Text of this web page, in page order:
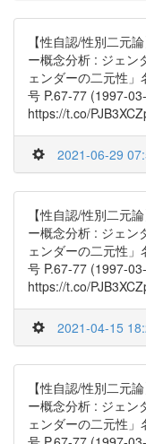
【性自認/性別二元
ー概念分析 : ジェン
ェンダーの二元性
号 P.67-77 (1997-
https://t.co/
2021-06-29
【性自認/性別二元
ー概念分析 : ジェン
ェンダーの二元性
号 P.67-77 (1997-
https://t.co/
2021-04-15
【性自認/性別二元
ー概念分析 : ジェン
ェンダーの二元性